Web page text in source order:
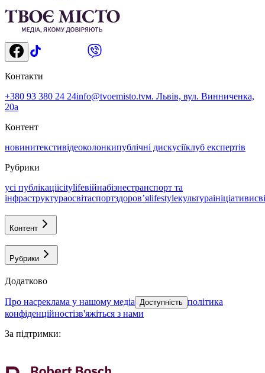
Контакти
+380 93 380 24 24info@tvoemisto.tvм. Львів, вул. Винниченка,
20а
Контент
новинитекстивідеоколонкипублічні дискусіїклуб експертів
Рубрики
усі публікаціїcitylifeвійнабізнестранспорт та
інфраструктураосвітаспортздоровʼяlifestyleкультураініціативи
Контент
Рубрики
Додатково
про насреклама у нашому медіа Доступність політика
конфіденційностізв'яжіться з нами
За підтримки: